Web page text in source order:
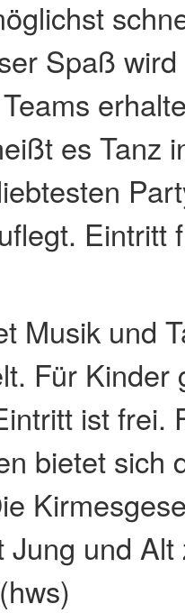
Spaß
es Tanz
Eintritt
Musik und
Für Kinder
ist frei.
bietet sich
Jung und